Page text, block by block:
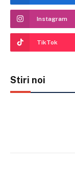
Instagram
TikTok
Stiri noi